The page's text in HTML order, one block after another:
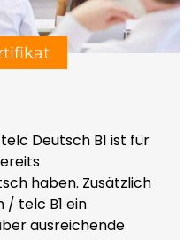
Deutsch B1 ist für
haben. Zusätzlich
/ telc B1 ein
ausreichende